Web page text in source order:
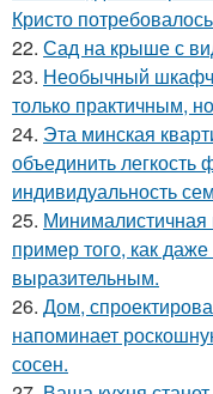
Кристо
22. Сад на крыше с
23. Необычный
только практичным,
24. Эта минская
объединить легкость
индивидуальность
25. Минималистичная
пример того, как
выразительным.
26. Дом,
напоминает
сосен.